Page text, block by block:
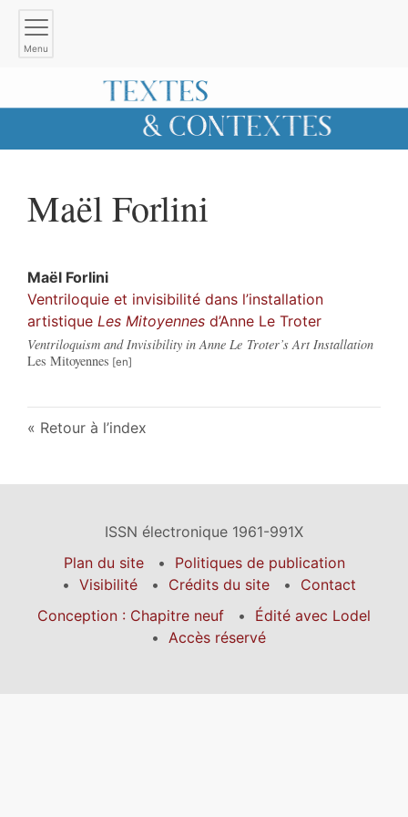
Menu
Maël Forlini
Maël Forlini
Ventriloquie et invisibilité dans l’installation
artistique Les Mitoyennes d’Anne Le Troter
Ventriloquism and Invisibility in Anne Le Troter’s Art Installation
Les Mitoyennes
Retour à l’index
ISSN électronique 1961-991X
Plan du site
Politiques de publication
Visibilité
Crédits du site
Contact
Conception : Chapitre neuf
Édité avec Lodel
Accès réservé